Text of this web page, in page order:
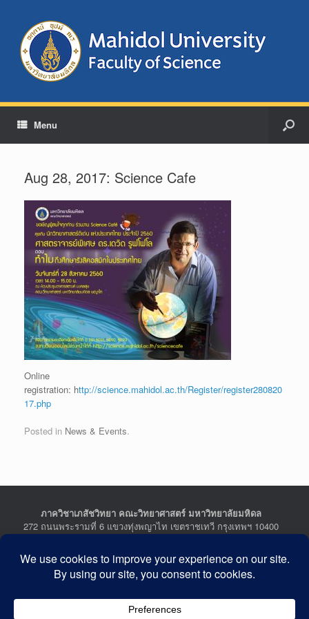
Menu
Aug 28, 2017: Science Cafe
Online
registration: http://science.mahidol.ac.th/Register/register280820
17.php
Posted in News & Events.
ภาควิชาเภสัชวิทยา คณะวิทยาศาสตร์ มหาวิทยาลัยมหิดล
272 ถนนพระรามที่ 6 แขวงทุ่งพญาไท เขตราชเทวี กรุงเทพฯ 10400
Department of Pharmacology, Faculty of Science, Mahidol
University
272 Rama VI Road, Ratchathewi District, Bangkok 10400
Tel : +662-201-5641-2, Fax : +662-354-7157